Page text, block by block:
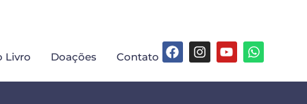
Livro Doações Contato